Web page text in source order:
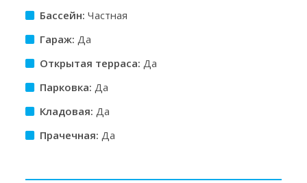
Бассейн: Частная
Гараж: Да
Открытая терраса: Да
Парковка: Да
Кладовая: Да
Прачечная: Да